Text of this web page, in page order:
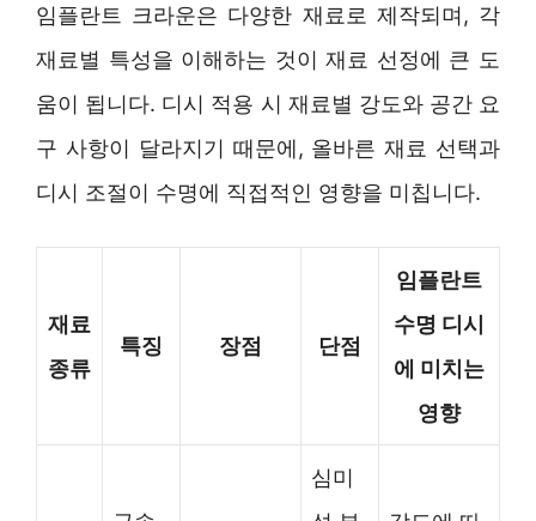
임플란트 크라운은 다양한 재료로 제작되며, 각
재료별 특성을 이해하는 것이 재료 선정에 큰 도
움이 됩니다. 디시 적용 시 재료별 강도와 공간 요
구 사항이 달라지기 때문에, 올바른 재료 선택과
디시 조절이 수명에 직접적인 영향을 미칩니다.
재료
종류
특징 장점 단점
임플란트
수명 디시
에 미치는
영향
심미